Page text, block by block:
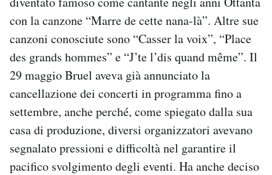
con la canzone “Marre de cette nana-là”. Altre sue
canzoni conosciute sono “Casser la voix”, “Place
des grands hommes” e “J’te l’dis quand même”. Il
29 maggio Bruel aveva già annunciato la
cancellazione dei concerti in programma fino a
settembre, anche perché, come spiegato dalla sua
casa di produzione, diversi organizzatori avevano
segnalato pressioni e difficoltà nel garantire il
pacifico svolgimento degli eventi. Ha anche deciso